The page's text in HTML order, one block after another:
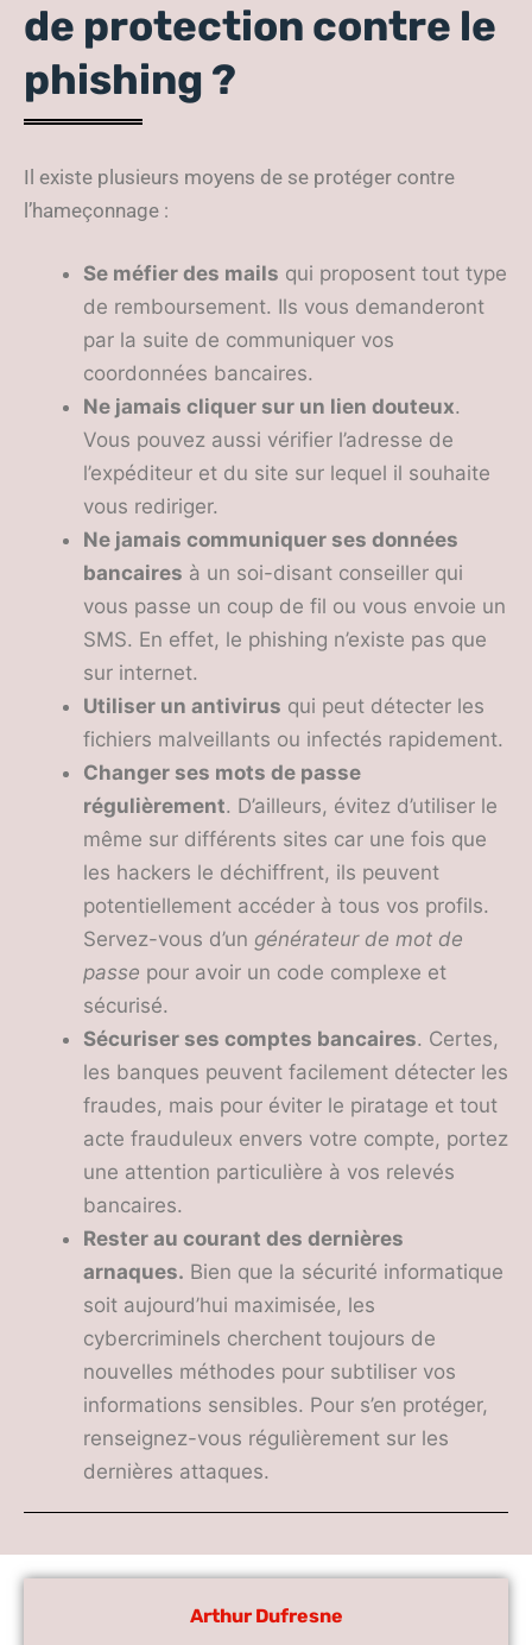
de protection contre le
phishing ?
Il existe plusieurs moyens de se protéger contre
l’hameçonnage :
Se méfier des mails qui proposent tout type
de remboursement. Ils vous demanderont
par la suite de communiquer vos
coordonnées bancaires.
Ne jamais cliquer sur un lien douteux.
Vous pouvez aussi vérifier l’adresse de
l’expéditeur et du site sur lequel il souhaite
vous rediriger.
Ne jamais communiquer ses données
bancaires à un soi-disant conseiller qui
vous passe un coup de fil ou vous envoie un
SMS. En effet, le phishing n’existe pas que
sur internet.
Utiliser un antivirus qui peut détecter les
fichiers malveillants ou infectés rapidement.
Changer ses mots de passe
régulièrement. D’ailleurs, évitez d’utiliser le
même sur différents sites car une fois que
les hackers le déchiffrent, ils peuvent
potentiellement accéder à tous vos profils.
Servez-vous d’un générateur de mot de
passe pour avoir un code complexe et
sécurisé.
Sécuriser ses comptes bancaires. Certes,
les banques peuvent facilement détecter les
fraudes, mais pour éviter le piratage et tout
acte frauduleux envers votre compte, portez
une attention particulière à vos relevés
bancaires.
Rester au courant des dernières
arnaques. Bien que la sécurité informatique
soit aujourd’hui maximisée, les
cybercriminels cherchent toujours de
nouvelles méthodes pour subtiliser vos
informations sensibles. Pour s’en protéger,
renseignez-vous régulièrement sur les
dernières attaques.
Arthur Dufresne